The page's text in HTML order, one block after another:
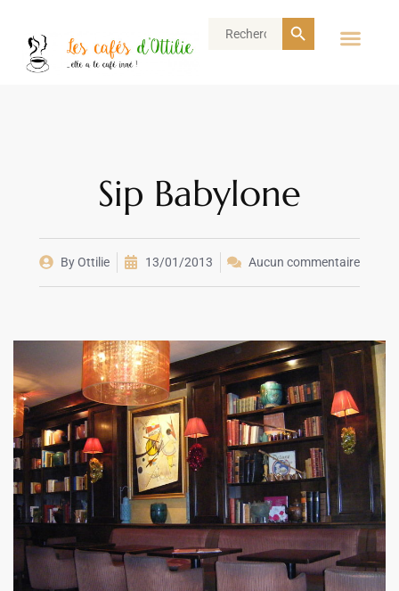
Search
Search Button
Sip Babylone
ByOttilie 13/01/2013 Aucun commentaire